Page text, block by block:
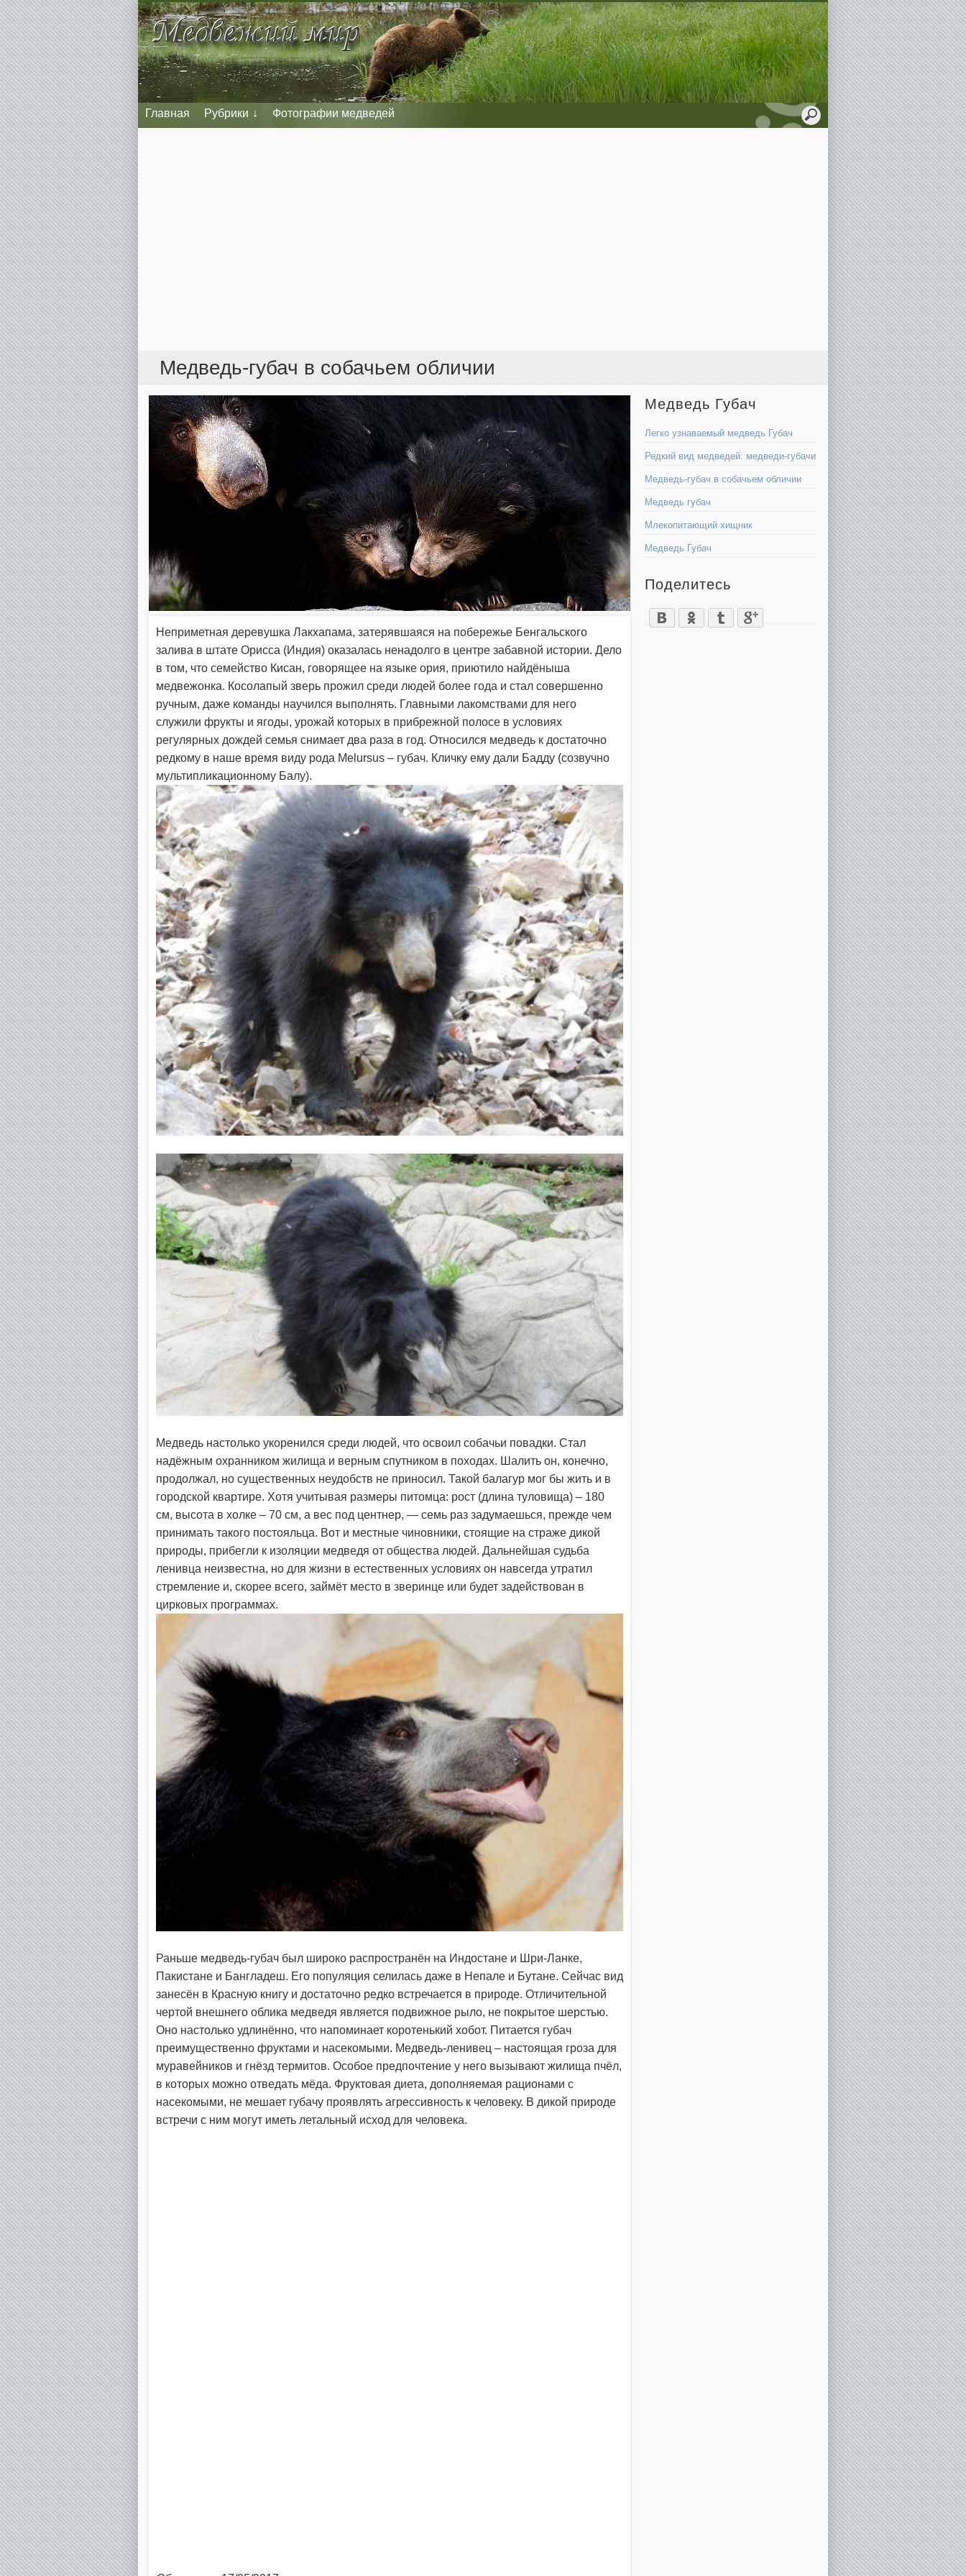
Главная Рубрики Фотографии медведей
Медведь-губач в собачьем обличии
Неприметная деревушка Лакхапама, затерявшаяся на побережье Бенгальского
залива в штате Орисса (Индия) оказалась ненадолго в центре забавной истории. Дело
в том, что семейство Кисан, говорящее на языке ория, приютило найдёныша
медвежонка. Косолапый зверь прожил среди людей более года и стал совершенно
ручным, даже команды научился выполнять. Главными лакомствами для него
служили фрукты и ягоды, урожай которых в прибрежной полосе в условиях
регулярных дождей семья снимает два раза в год. Относился медведь к достаточно
редкому в наше время виду рода Melursus – губач. Кличку ему дали Бадду (созвучно
мультипликационному Балу).
Медведь настолько укоренился среди людей, что освоил собачьи повадки. Стал
надёжным охранником жилища и верным спутником в походах. Шалить он, конечно,
продолжал, но существенных неудобств не приносил. Такой балагур мог бы жить и в
городской квартире. Хотя учитывая размеры питомца: рост (длина туловища) – 180
см, высота в холке – 70 см, а вес под центнер, — семь раз задумаешься, прежде чем
принимать такого постояльца. Вот и местные чиновники, стоящие на страже дикой
природы, прибегли к изоляции медведя от общества людей. Дальнейшая судьба
ленивца неизвестна, но для жизни в естественных условиях он навсегда утратил
стремление и, скорее всего, займёт место в зверинце или будет задействован в
цирковых программах.
Раньше медведь-губач был широко распространён на Индостане и Шри-Ланке,
Пакистане и Бангладеш. Его популяция селилась даже в Непале и Бутане. Сейчас вид
занесён в Красную книгу и достаточно редко встречается в природе. Отличительной
чертой внешнего облика медведя является подвижное рыло, не покрытое шерстью.
Оно настолько удлинённо, что напоминает коротенький хобот. Питается губач
преимущественно фруктами и насекомыми. Медведь-ленивец – настоящая гроза для
муравейников и гнёзд термитов. Особое предпочтение у него вызывают жилища пчёл,
в которых можно отведать мёда. Фруктовая диета, дополняемая рационами с
насекомыми, не мешает губачу проявлять агрессивность к человеку. В дикой природе
встречи с ним могут иметь летальный исход для человека.
Медведь Губач
Легко узнаваемый медведь Губач
Редкий вид медведей: медведи-губачи
Медведь-губач в собачьем обличии
Медведь губач
Млекопитающий хищник
Медведь Губач
Поделитесь